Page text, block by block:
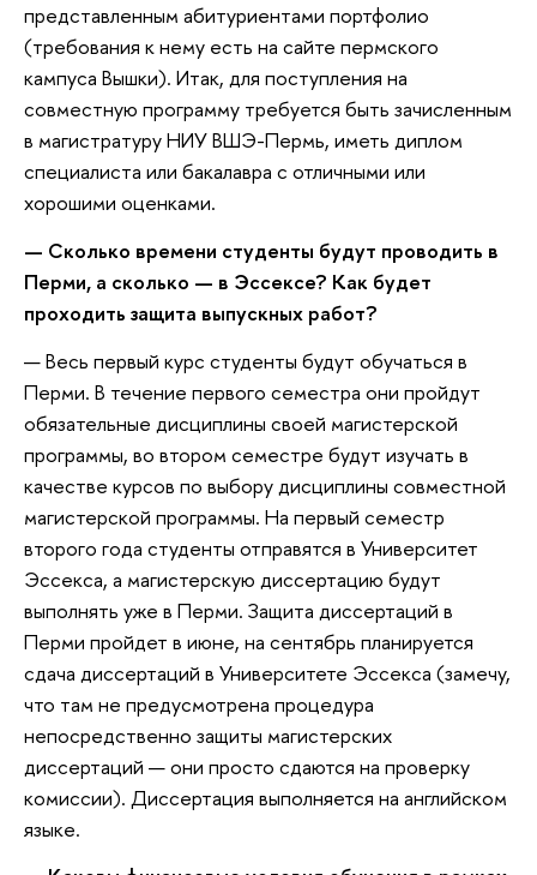
представленным абитуриентами портфолио
(требования к нему есть на сайте пермского
кампуса Вышки). Итак, для поступления на
совместную программу требуется быть зачисленным
в магистратуру НИУ ВШЭ-Пермь, иметь диплом
специалиста или бакалавра с отличными или
хорошими оценками.
— Сколько времени студенты будут проводить в
Перми, а сколько — в Эссексе? Как будет
проходить защита выпускных работ?
— Весь первый курс студенты будут обучаться в
Перми. В течение первого семестра они пройдут
обязательные дисциплины своей магистерской
программы, во втором семестре будут изучать в
качестве курсов по выбору дисциплины совместной
магистерской программы. На первый семестр
второго года студенты отправятся в Университет
Эссекса, а магистерскую диссертацию будут
выполнять уже в Перми. Защита диссертаций в
Перми пройдет в июне, на сентябрь планируется
сдача диссертаций в Университете Эссекса (замечу,
что там не предусмотрена процедура
непосредственно защиты магистерских
диссертаций — они просто сдаются на проверку
комиссии). Диссертация выполняется на английском
языке.